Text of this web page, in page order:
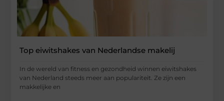
Top eiwitshakes van Nederlandse makelij
In de wereld van fitness en gezondheid winnen eiwitshakes
van Nederland steeds meer aan populariteit. Ze zijn een
makkelijke en